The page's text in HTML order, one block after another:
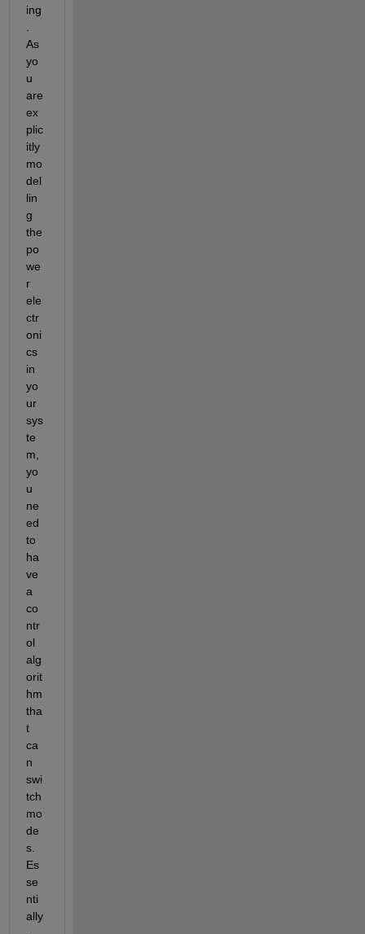
ing
As
yo
u
are
ex
plic
itly
mo
del
lin
g
the
po
we
r
ele
ctr
oni
cs
in
yo
ur
sys
te
m,
yo
u
ne
ed
to
ha
ve
a
co
ntr
ol
alg
orit
hm
tha
t
ca
n
swi
tch
mo
de
s.
Es
se
nti
ally